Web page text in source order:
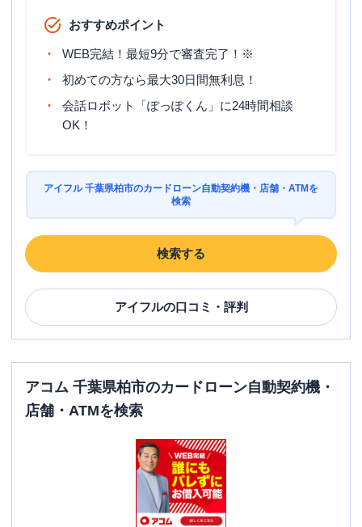
おすすめポイント
WEB完結！最短9分で審査完了！※
初めての方なら最大30日間無利息！
会話ロボット「ぽっぽくん」に24時間相談
OK！
アイフル 千葉県柏市のカードローン自動契約機・店舗・ATMを
検索
検索する
アイフルの口コミ・評判
アコム 千葉県柏市のカードローン自動契約機・
店舗・ATMを検索